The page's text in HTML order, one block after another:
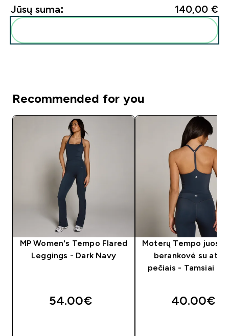
Jūsų suma: 140,00 €‎
Recommended for you
MP Women's Tempo Flared
Leggings - Dark Navy
54.00€‎
Moterų Tempo
berankovė su
pečiais - Tamsiai
40.00€‎